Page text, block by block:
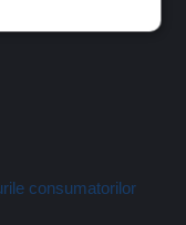
consumatorilor